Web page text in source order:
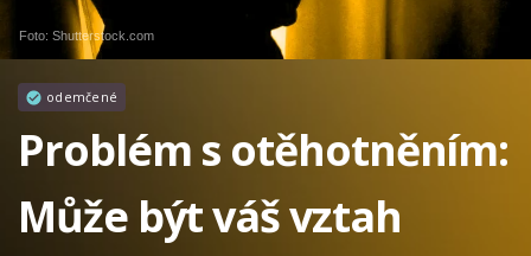
Foto: Shutterstock.com
odemčené
Problém s otěhotněním:
Může být váš vztah